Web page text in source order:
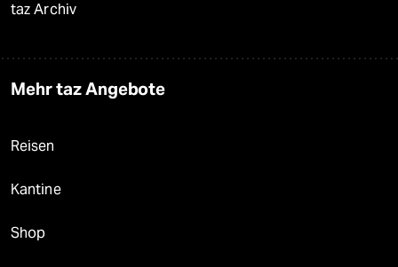
taz Archiv
Mehr taz Angebote
Reisen
Kantine
Shop